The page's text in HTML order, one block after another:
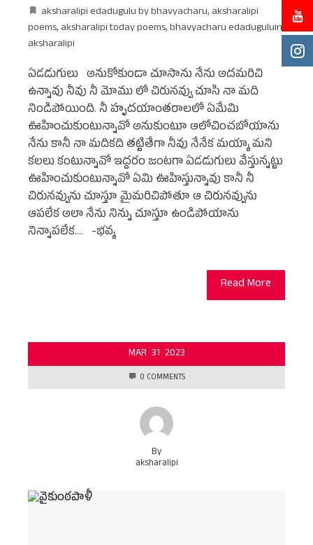
aksharalipi edadugulu by bhavyacharu, aksharalipi
poems, aksharalipi today poems,bhavyacharu edaduguluin
aksharalipi
ఏడడుగులు అనుకోకుండా చూసాను నేను అదమరిచి
ఉన్నావు నీవు నీ మోము లో చిరునవ్వు చూసి నా మది
నిండిపోయింది. నీ హృదయాంతరాలలో ఏమేమి
ఊహించుకుంటున్నావో అనుకుంటూ ఆలోచించబోయాను
నేను కానీ నా మదికది తట్టితేగా నీవు నేనేక మయ్యా మని
కలలు కంటున్నావో ఇద్దరం జంటగా ఏడడుగులు వేస్తున్నట్టు
ఊహించుకుంటున్నావో ఏమి ఊహిస్తున్నావు కానీ నీ
చిరునవ్వును చూస్తూ మైమరిచిపోతూ ఆ చిరునవ్వును
ఆపలేక అలా నేను నిన్ను చూస్తూ ఉండిపోయాను
నిన్నాపలేక.... -భవ్య
Read More
MAR 31 2023
0 COMMENTS
By
aksharalipi